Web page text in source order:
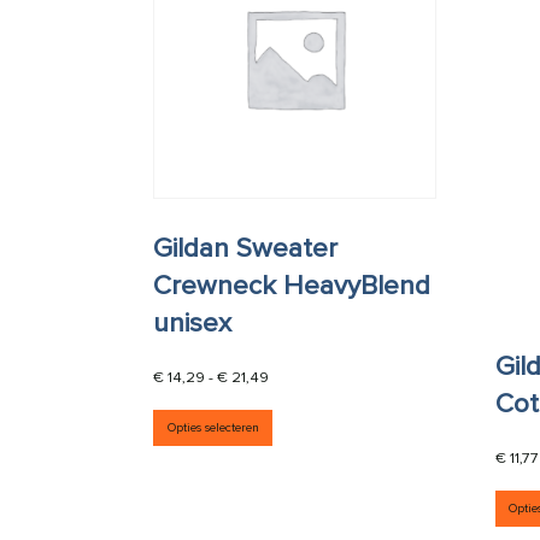
Gildan Sweater
Crewneck HeavyBlend
unisex
€14,29 - € 21,49
Opties selecteren
Dit product heeft meerdere
€11,77